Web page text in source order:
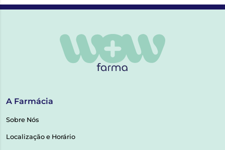
A Farmácia
Sobre Nós
Localização e Horário